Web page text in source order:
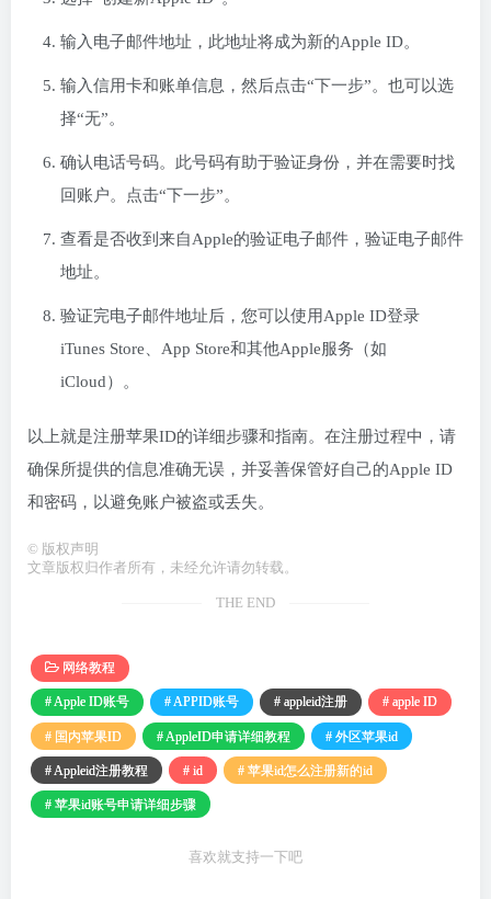
输入电子邮件地址，此地址将成为新的Apple ID。
输入信用卡和账单信息，然后点击“下一步”。也可以选
择“无”。
确认电话号码。此号码有助于验证身份，并在需要时找
回账户。点击“下一步”。
查看是否收到来自Apple的验证电子邮件，验证电子邮件
地址。
验证完电子邮件地址后，您可以使用Apple ID登录
iTunes Store、App Store和其他Apple服务（如
iCloud）。
以上就是注册苹果ID的详细步骤和指南。在注册过程中，请
确保所提供的信息准确无误，并妥善保管好自己的Apple ID
和密码，以避免账户被盗或丢失。
© 版权声明
文章版权归作者所有，未经允许请勿转载。
THE END
网络教程
# Apple ID账号 # APPID账号 # appleid注册 # apple ID
# 国内苹果ID # AppleID申请详细教程 # 外区苹果id
# Appleid注册教程 # id # 苹果id怎么注册新的id
# 苹果id账号申请详细步骤
喜欢就支持一下吧